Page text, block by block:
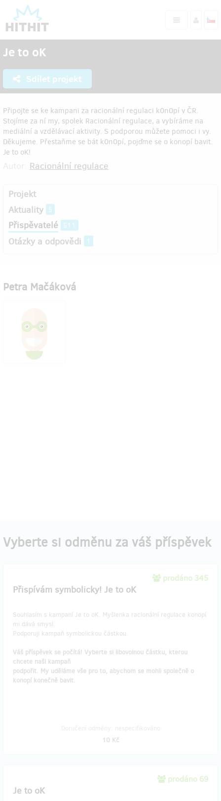
Je to oK
Sdílet projekt
Připojte se ke kampani za racionální regulaci k0n0pí v ČR.
Stojíme za ní my, spolek Racionální regulace, a vybíráme na
mediální a vzdělávací aktivity. S podporou můžete pomoci i vy.
Děkujeme. Přestaňme se bát k0n0pí, pojďme se o konopí bavit.
Je to oK!
Racionální regulace
Projekt
Aktuality 5
Přispěvatelé 511
Otázky a odpovědi 1
Petra Mačáková
Vyberte si odměnu za váš příspěvek
prodáno 345
Přispívám symbolicky! Je to oK
Souhlasím s kampaní Je to oK. Myšlenka racionální regulace konopí
mi dává smysl.
Podporuji kampaň symbolickou částkou.
Váš příspěvek se počítá! Vyberte si libovolnou částku, kterou
chcete naši kampaň
podpořit. My uděláme vše pro to, abychom se mohli společně o
konopí konečně bavit.
10 Kč
prodáno 69
Je to oK